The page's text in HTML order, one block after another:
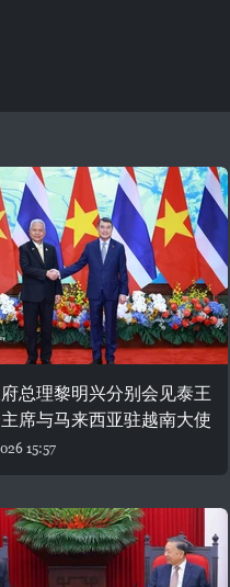
总理黎明兴分别会见泰王
席与马来西亚驻越南大使
15:57